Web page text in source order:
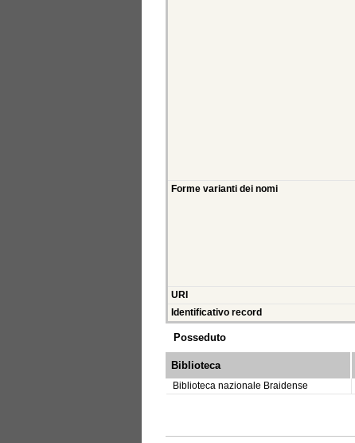
Forme varianti dei nomi
URI
Identificativo record
Posseduto
Biblioteca
Biblioteca nazionale Braidense